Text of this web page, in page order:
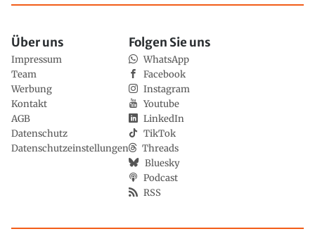
Über uns
Impressum
Team
Werbung
Kontakt
AGB
Datenschutz
Datenschutzeinstellungen
Folgen Sie uns
WhatsApp
Facebook
Instagram
Youtube
LinkedIn
TikTok
Threads
Bluesky
Podcast
RSS